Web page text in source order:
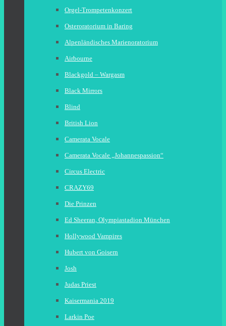
Orgel-Trompetenkonzert
Osteroratorium in Baring
Alpenländisches Marienoratorium
Airbourne
Blackgold – Wargasm
Black Mirrors
Blind
British Lion
Camerata Vocale
Camerata Vocale „Johannespassion“
Circus Electric
CRAZY69
Die Prinzen
Ed Sheeran, Olympiastadion München
Hollywood Vampires
Hubert von Goisern
Josh
Judas Priest
Kaisermania 2019
Larkin Poe